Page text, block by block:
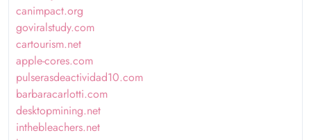
canimpact.org
goviralstudy.com
cartourism.net
apple-cores.com
pulserasdeactividad10.com
barbaracarlotti.com
desktopmining.net
inthebleachers.net